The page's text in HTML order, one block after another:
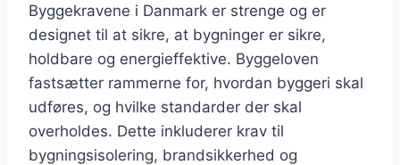
Byggekravene i Danmark er strenge og er
designet til at sikre, at bygninger er sikre,
holdbare og energieffektive. Byggeloven
fastsætter rammerne for, hvordan byggeri skal
udføres, og hvilke standarder der skal
overholdes. Dette inkluderer krav til
bygningsisolering, brandsikkerhed og